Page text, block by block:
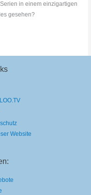
in einem einzigartigen
gesehen?
Website